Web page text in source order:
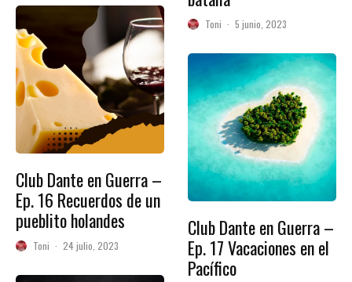
Club Dante en Guerra –
Ep. 16 Recuerdos de un
pueblito holandes
Toni · 24 julio, 2023
Toni · 5 junio, 2023
Club Dante en Guerra –
Ep. 17 Vacaciones en el
Pacífico